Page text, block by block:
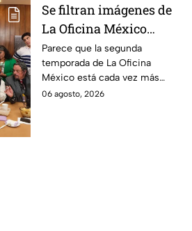
Se filtran imágenes de
La Oficina México
temporada 2 y un
detalle desata teorías
entre los fans
Parece que la segunda
temporada de La Oficina
México está cada vez más
cerca, pues el elenco ya se
06 agosto, 2026